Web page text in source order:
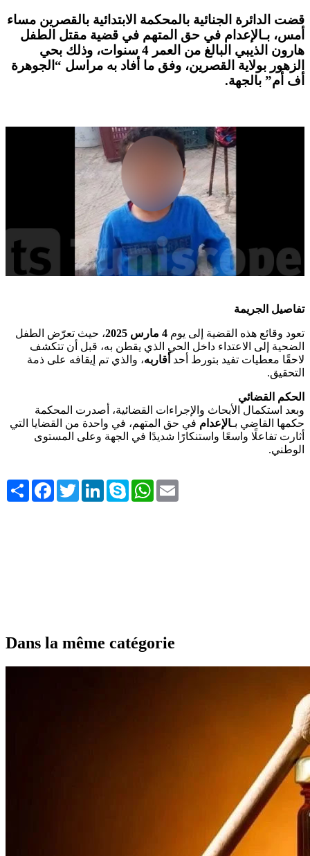
قضت الدائرة الجنائية بالمحكمة الابتدائية بالقصرين مساء
أمس، بـالإعدام في حق المتهم في قضية مقتل الطفل
هارون الذيبي
البالغ من العمر 4 سنوات، وذلك بحي
الزهور بولاية القصرين، وفق ما أفاد به مراسل “الجوهرة
أف أم” بالجهة.
تفاصيل الجريمة
تعود وقائع هذه القضية إلى يوم 4 مارس 2025
، حيث تعرّض الطفل
الضحية إلى الاعتداء داخل الحي الذي يقطن به، قبل أن تتكشف
لاحقًا معطيات تفيد بتورط أحد أقاربه، والذي تم إيقافه على ذمة
التحقيق.
الحكم القضائي
وبعد استكمال الأبحاث والإجراءات القضائية، أصدرت المحكمة
حكمها القاضي بـالإعدام في حق المتهم، في واحدة من القضايا التي
أثارت تفاعلًا واسعًا واستنكارًا شديدًا في الجهة وعلى المستوى
الوطني.
Share FacebookTwitterLinkedInSkype WhatsApp
Dans la même catégorie